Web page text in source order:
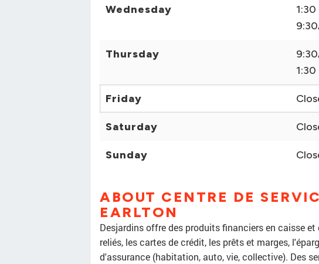
Wednesday
Thursday
Friday
Saturday
Sunday
ABOUT CENTRE DE
EARLTON
Desjardins offre des produits financiers en caisse
reliés, les cartes de crédit, les prêts et marges,
d'assurance (habitation, auto, vie, collective). Des